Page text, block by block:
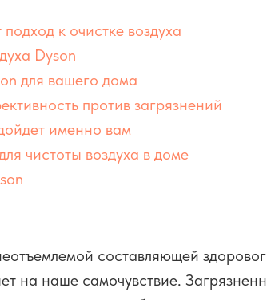
к очистке воздуха
Dyson
для вашего дома
против загрязнений
именно вам
чистоты воздуха в доме
составляющей
на наше самочувствие.